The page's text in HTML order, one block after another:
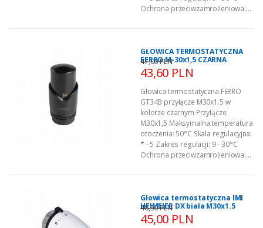
Ochrona przeciwzamrożeniowa:...
GŁOWICA TERMOSTATYCZNA
FERRO M-30x1,5 CZARNA
43,60 PLN
47,00 PLN
Głowica termostatyczna FERRO
GT34B przyłącze M30x1.5 w
kolorze czarnym Przyłącze:
M30x1,5 Maksymalna temperatura
otoczenia: 50°C Skala regulacyjna:
* - 5 Zakres regulacji: 9 - 30°C
Ochrona przeciwzamrożeniowa:...
Głowica termostatyczna IMI
HEIMEIER DX biała M30x1.5
45,00 PLN
48,50 PLN